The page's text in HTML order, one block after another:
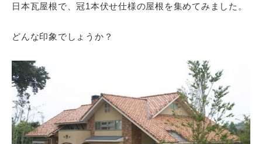
日本瓦屋根で、冠1本伏せ仕様の屋根を集めてみました。
どんな印象でしょうか？